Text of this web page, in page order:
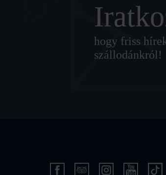
hogy friss
szállodánkról!